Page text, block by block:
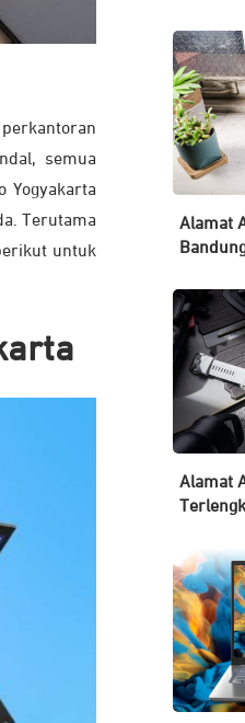
semua
Yogyakarta
Terutama
untuk
Alamat
Alamat